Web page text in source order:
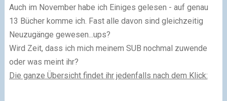
Auch im November habe ich Einiges gelesen - auf genau
13 Bücher komme ich. Fast alle davon sind gleichzeitig
Neuzugänge gewesen...ups?
Wird Zeit, dass ich mich meinem SUB nochmal zuwende
oder was meint ihr?
Die ganze Übersicht findet ihr jedenfalls nach dem Klick: